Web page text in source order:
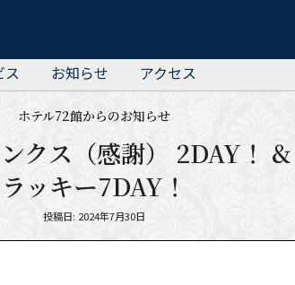
ス お知らせ アクセス
ホテル72館からのお知らせ
ス（感謝） 2DAY！
ラッキー7DAY！
Posted
投稿日: 2024年7月30日